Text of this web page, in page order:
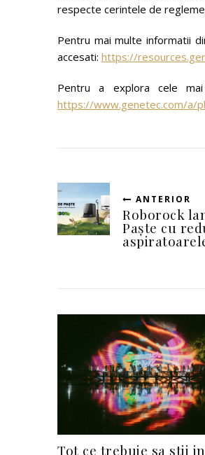
respecte cerintele de
Pentru mai multe informatii
accesati: https://
Pentru a explora cele
https://www.genetec.com/a/
ANTERIOR
Roborock
Paște cu
Tot ce trebuie sa stii